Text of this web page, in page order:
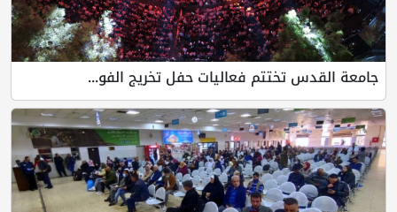
جامعة القدس تختتم فعاليات حفل تخريج الفو...